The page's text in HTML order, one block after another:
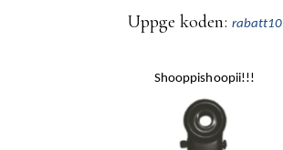
Uppge koden: rabatt10
Shooppishoopii!!!